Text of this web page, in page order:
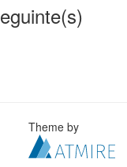
Theme by